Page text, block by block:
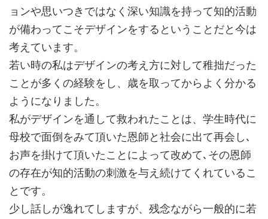
ョンや思いつきではなく深い知識を持って知的活動
が備わってこそデザインをするということだと今は
考えています。
若い時の私はデザインの考え方に対して稚拙だった
ことが多くの経験をし、歳を取ってからよく分かる
ようになりました。
私がデザインを通して救われたことは、学生時代に
母校で面倒をみて頂いた恩師と社会に出て再会し､
お声を掛けて頂いたことによって改めて､その恩師
の存在が知的活動の刺激を与え続けてくれているこ
とです。
少し話しが逸れてしますが、残念ながら一般的に若